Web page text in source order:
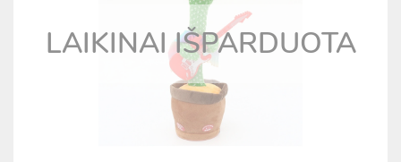
LAIKINAI IŠPARDUOTA